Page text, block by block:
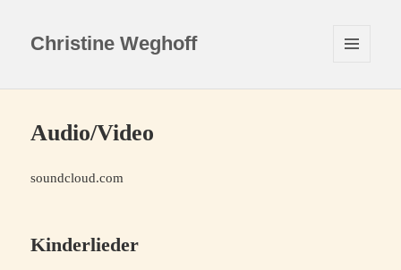
Christine Weghoff
WIDGETS
Audio/Video
soundcloud.com
Kinderlieder